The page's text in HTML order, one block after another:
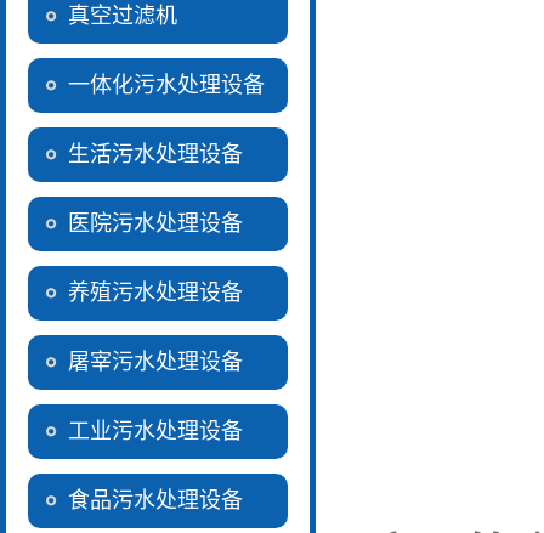
真空过滤机
一体化污水处理设备
生活污水处理设备
医院污水处理设备
养殖污水处理设备
屠宰污水处理设备
工业污水处理设备
食品污水处理设备